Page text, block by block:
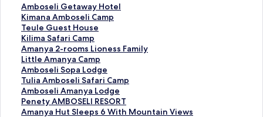
Amboseli Getaway Hotel
T
a
u
t
a
n
S
t
a
n
d
Kimana Amboseli Camp
T
a
u
t
a
n
S
t
a
n
Teule Guest House
T
a
u
t
a
n
S
t
a
Kilima Safari Camp
T
a
u
t
a
n
S
t
Amanya 2-rooms Lioness Family
T
a
u
t
a
n
S
Little Amanya Camp
T
a
u
t
a
n
Amboseli Sopa Lodge
T
a
u
t
a
Tulia Amboseli Safari Camp
T
a
u
t
Amboseli Amanya Lodge
T
a
u
Penety AMBOSELI RESORT
T
a
Amanya Hut Sleeps 6 With Mountain Views
T